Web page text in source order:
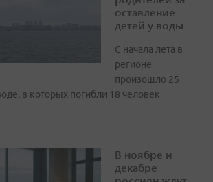
оставление
детей у воды
С начала лета в
регионе
произошло 25
в которых погибли 18 человек
В ноябре и
декабре